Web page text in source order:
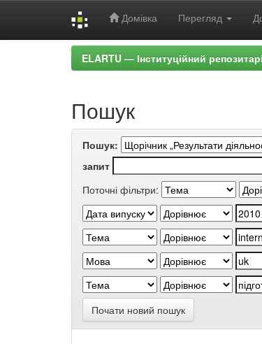
Домівка Перегляд
ELARTU — Інституційний
Пошук
Пошук:
запит
Поточні фільтри:
Почати новий пошук